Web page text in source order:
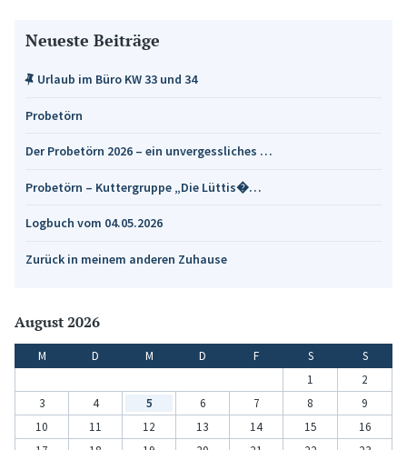
Neueste Beiträge
Urlaub im Büro KW 33 und 34
Probetörn
Der Probetörn 2026 – ein unvergessliches …
Probetörn – Kuttergruppe „Die Lüttis�…
Logbuch vom 04.05.2026
Zurück in meinem anderen Zuhause
August 2026
M D M D F S
S
1
2
3
4 5 6 7 8
9
10
11 12 13 14 15
16